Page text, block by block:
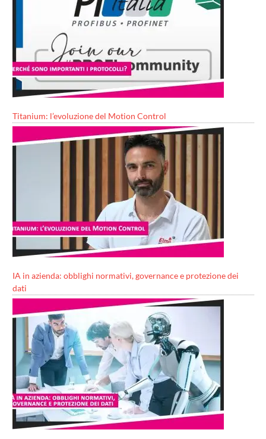
Titanium: l’evoluzione del Motion Control
IA in azienda: obblighi normativi, governance e protezione dei
dati